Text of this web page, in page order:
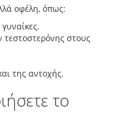
οφέλη, όπως:
στους
της αντοχής.
το